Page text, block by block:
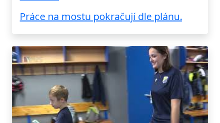
Práce na mostu pokračují dle plánu.